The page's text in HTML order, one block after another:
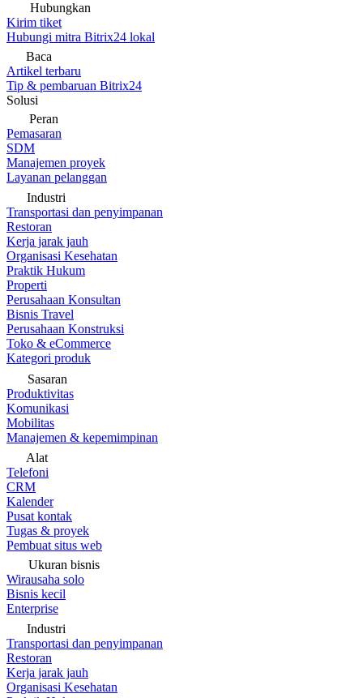
Hubungkan
Kirim tiket
Hubungi mitra Bitrix24 lokal
Baca
Artikel terbaru
Tip & pembaruan Bitrix24
Solusi
Peran
Pemasaran
SDM
Manajemen proyek
Layanan pelanggan
Industri
Transportasi dan penyimpanan
Restoran
Kerja jarak jauh
Organisasi Kesehatan
Praktik Hukum
Properti
Perusahaan Konsultan
Bisnis Travel
Perusahaan Konstruksi
Toko & eCommerce
Kategori produk
Sasaran
Produktivitas
Komunikasi
Mobilitas
Manajemen & kepemimpinan
Alat
Telefoni
CRM
Kalender
Pusat kontak
Tugas & proyek
Pembuat situs web
Ukuran bisnis
Wirausaha solo
Bisnis kecil
Enterprise
Industri
Transportasi dan penyimpanan
Restoran
Kerja jarak jauh
Organisasi Kesehatan